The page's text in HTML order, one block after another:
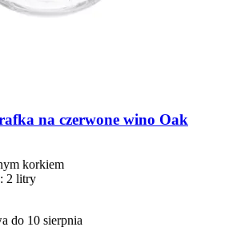
na czerwone wino Oak
korkiem
2 litry
do 10 sierpnia